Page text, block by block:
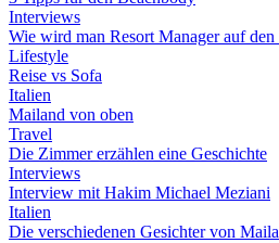
Interviews
Wie wird man Resort Manager auf
Lifestyle
Reise vs Sofa
Italien
Mailand von oben
Travel
Die Zimmer erzählen eine Geschichte
Interviews
Interview mit Hakim Michael Meziani
Italien
Die verschiedenen Gesichter von